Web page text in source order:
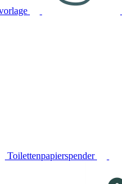
Toilettenpapierspender